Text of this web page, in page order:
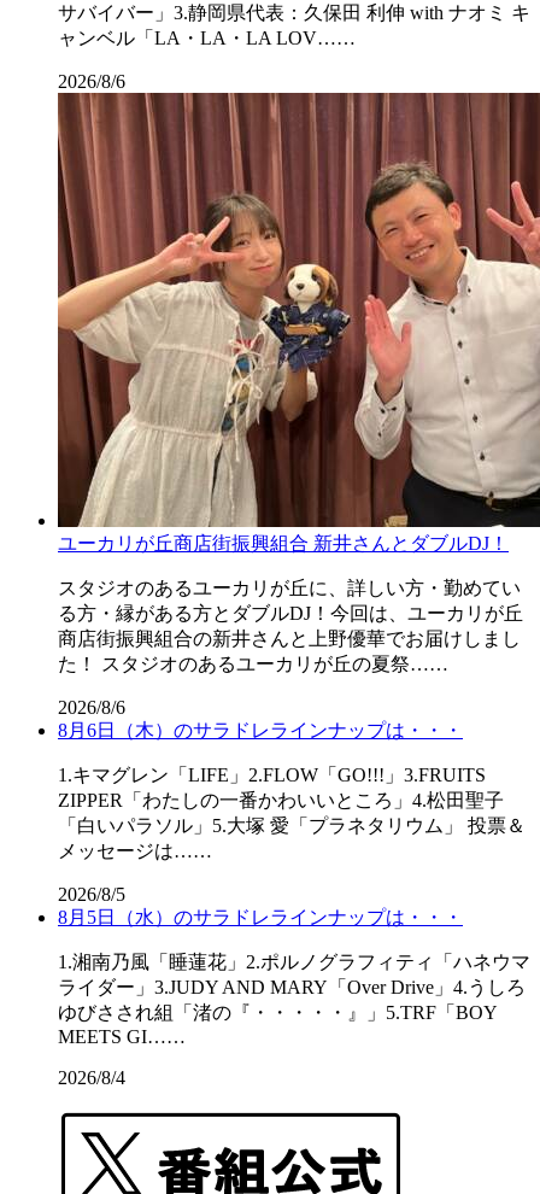
サバイバー」3.静岡県代表：久保田 利伸 with ナオミ キ
ャンベル「LA・LA・LA LOV……
2026/8/6
ユーカリが丘商店街振興組合 新井さんとダブルDJ！
スタジオのあるユーカリが丘に、詳しい方・勤めてい
る方・縁がある方とダブルDJ！今回は、ユーカリが丘
商店街振興組合の新井さんと上野優華でお届けしまし
た！ スタジオのあるユーカリが丘の夏祭……
2026/8/6
8月6日（木）のサラドレラインナップは・・・
1.キマグレン「LIFE」2.FLOW「GO!!!」3.FRUITS
ZIPPER「わたしの一番かわいいところ」4.松田聖子
「白いパラソル」5.大塚 愛「プラネタリウム」 投票＆
メッセージは……
2026/8/5
8月5日（水）のサラドレラインナップは・・・
1.湘南乃風「睡蓮花」2.ポルノグラフィティ「ハネウマ
ライダー」3.JUDY AND MARY「Over Drive」4.うしろ
ゆびさされ組「渚の『・・・・・』」5.TRF「BOY
MEETS GI……
2026/8/4